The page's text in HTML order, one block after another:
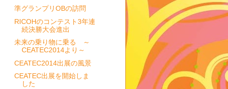
準グランプリOBの訪問
RICOHのコンテスト3年連
続決勝大会進出
未来の乗り物に乗る ～
CEATEC2014より～
CEATEC2014出展の風景
CEATEC出展を開始しま
した